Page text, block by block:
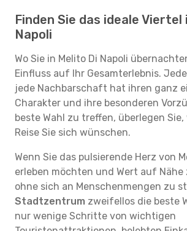
Finden Sie das ideale Viertel
Napoli
Wo Sie in Melito Di Napoli
Einfluss auf Ihr Gesamterlebnis.
jede Nachbarschaft hat ihren ganz
Charakter und ihre besonderen
beste Wahl zu treffen, überlegen
Reise Sie sich wünschen.
Wenn Sie das pulsierende Herz von
erleben möchten und Wert auf Nähe
ohne sich an Menschenmengen zu
Stadtzentrum zweifellos die beste
nur wenige Schritte von wichtigen